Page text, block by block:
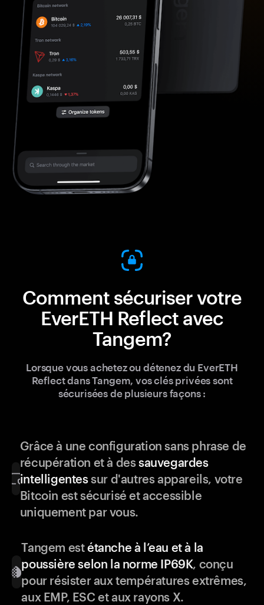
Comment sécuriser votre
EverETH Reflect avec
Tangem?
Lorsque vous achetez ou détenez du EverETH
Reflect dans Tangem, vos clés privées sont
sécurisées de plusieurs façons :
Grâce à une configuration sans phrase de
récupération et à dessauvegardes
intelligentessur d'autres appareils, votre
Bitcoin est sécurisé et accessible
uniquement par vous.
Tangem estétanche à l’eau et à la
poussière selon la norme IP69K, conçu
pour résister aux températures extrêmes,
aux EMP, ESC et aux rayons X.